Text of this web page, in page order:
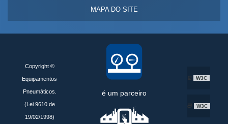
MAPA DO SITE
Copyright ©
Equipamentos
Pneumáticos.
(Lei 9610 de
19/02/1998)
é um parceiro
W3C
W3C